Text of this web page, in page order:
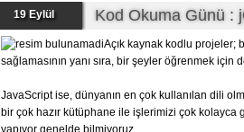
19 Eylül Kod Okuma Günü :
Açık kaynak kodlu projeler;
sağlamasının yanı sıra, bir şeyler öğrenmek için
JavaScript ise, dünyanın en çok kullanılan dili
bir çok hazır kütüphane ile işlerimizi çok
yapıyor genelde bilmiyoruz.